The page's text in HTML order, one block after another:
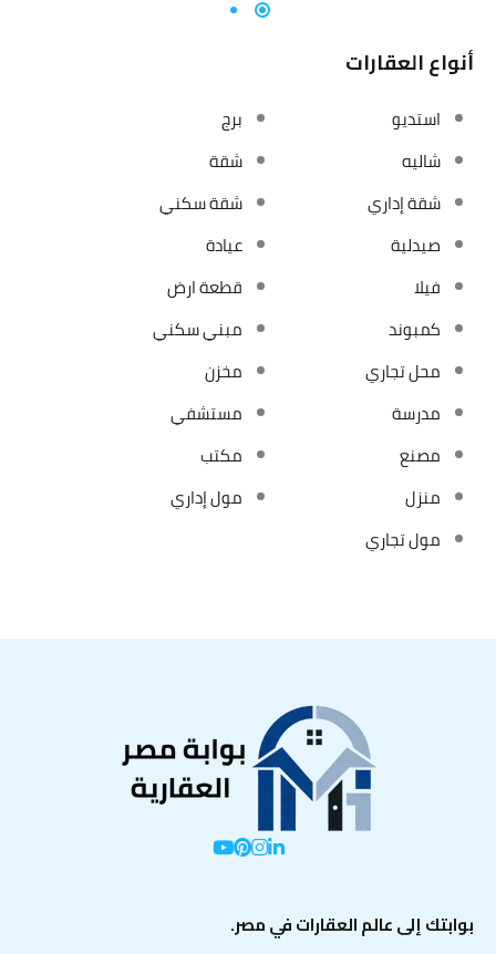
أنواع العقارات
استديو
برج
شاليه
شقة
شقة إداري
شقة سكني
صيدلية
عيادة
فيلا
قطعة ارض
كمبوند
مبني سكني
محل تجاري
مخزن
مدرسة
مستشفي
مصنع
مكتب
منزل
مول إداري
مول تجاري
بوابتك إلى عالم العقارات في مصر.